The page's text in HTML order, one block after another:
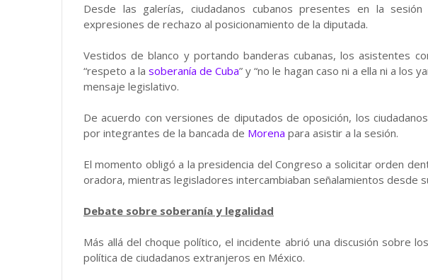
Desde las galerías, ciudadanos cubanos presentes en la sesión
expresiones de rechazo al posicionamiento de la diputada.
Vestidos de blanco y portando banderas cubanas, los asistentes
“respeto a lasoberanía de Cuba” y “no le hagan caso ni a ella ni a los
mensaje legislativo.
De acuerdo con versiones de diputados de oposición, los
por integrantes de la bancada de Morena para asistir a la sesión.
El momento obligó a la presidencia del Congreso a solicitar orden
oradora, mientras legisladores intercambiaban señalamientos desde
Debate sobre soberanía y legalidad
Más allá del choque político, el incidente abrió una discusión sobre
política de ciudadanos extranjeros en México.